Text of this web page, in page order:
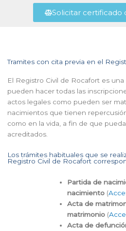
Solicitar certificado
Tramites con cita previa en el
El Registro Civil de Rocafort es
pueden hacer todas las
actos legales como pueden ser
nacimientos que tienen
como en la vida, a fin de que
acreditados.
Los trámites habituales que se
Registro Civil de Rocafort
Partida de
nacimiento (
Acta de
matrimonio (
Acta de